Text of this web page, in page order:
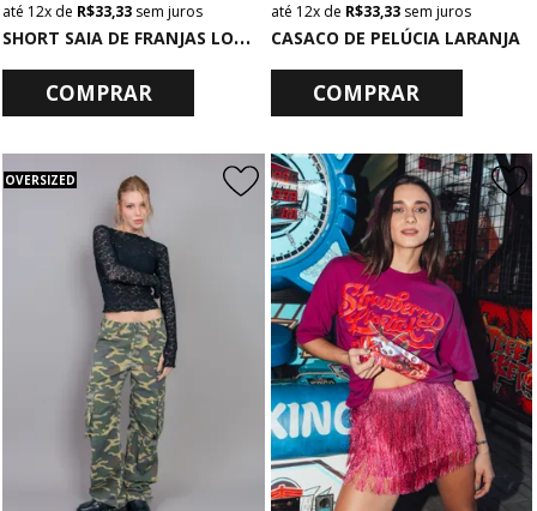
S
HORT SAIA DE FRANJAS LONGAS AZUL
12x de R$ 33,33 sem juros
COMPRAR
CASACO DE PELÚCIA LARANJA
12xde R$ 33,33sem juros
COMPRAR
OVERSIZED